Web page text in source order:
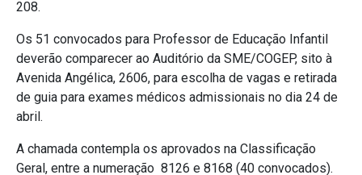
208.
Os 51 convocados para Professor de Educação Infantil
deverão comparecer ao Auditório da SME/COGEP, sito à
Avenida Angélica, 2606, para escolha de vagas e retirada
de guia para exames médicos admissionais no dia 24 de
abril.
A chamada contempla os aprovados na Classificação
Geral, entre a numeração 8126 e 8168 (40 convocados).